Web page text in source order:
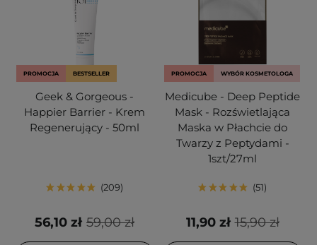
PROMOCJA BESTSELLER
Geek & Gorgeous -
Happier Barrier - Krem
Regenerujący - 50ml
209
59,00 zł
56,10 zł
PROMOCJA WYBÓR KOSMETOLOGA
Medicube - Deep Peptide
Mask - Rozświetlająca
Maska w Płachcie do
Twarzy z Peptydami -
1szt/27ml
51
15,90 zł
11,90 zł